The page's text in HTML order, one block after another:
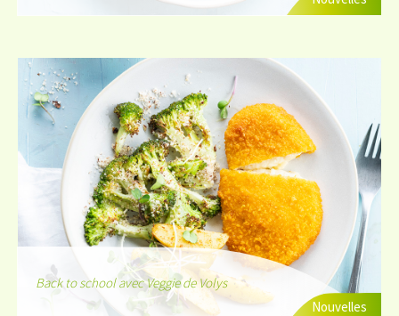
Nouvelles
Back to school avec Veggie de Volys